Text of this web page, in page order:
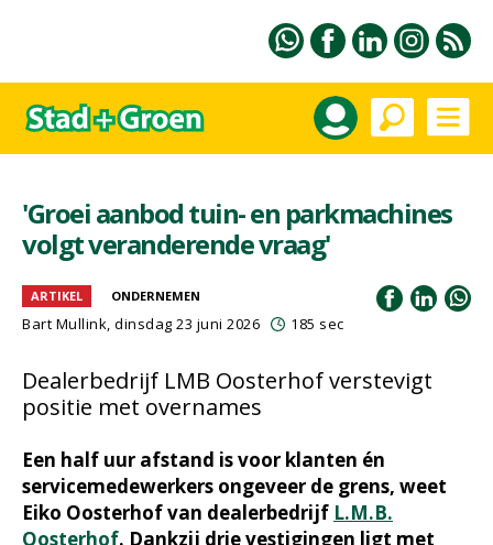
'Groei aanbod tuin- en parkmachines
volgt veranderende vraag'
ARTIKEL ONDERNEMEN
Bart Mullink, dinsdag 23 juni 2026 185 sec
Dealerbedrijf LMB Oosterhof verstevigt
positie met overnames
Een half uur afstand is voor klanten én
servicemedewerkers ongeveer de grens, weet
Eiko Oosterhof van dealerbedrijf L.M.B.
Oosterhof. Dankzij drie vestigingen ligt met